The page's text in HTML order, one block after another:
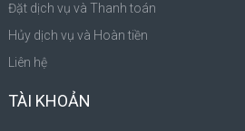
Đặt dịch vụ và Thanh toán
Hủy dịch vụ và Hoàn tiền
Liên hệ
TÀI KHOẢN